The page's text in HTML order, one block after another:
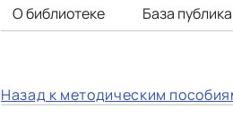
О библиотеке База
Назад к методическим